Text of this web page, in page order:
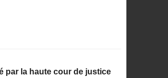
par la haute cour de justice